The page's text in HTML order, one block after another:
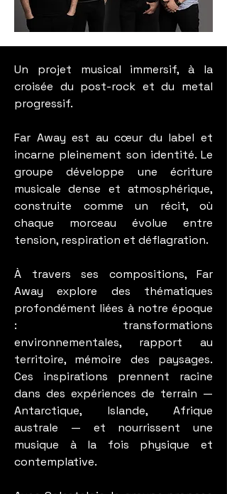
Un projet musical immersif, à la
croisée du post-rock et du metal
progressif.
Far Away est au cœur du label et
incarne pleinement son identité. Le
groupe développe une écriture
musicale dense et atmosphérique,
construite comme un récit, où
chaque morceau évolue entre
tension, respiration et déflagration.
À travers ses compositions, Far
Away explore des thématiques
profondément liées à notre époque
: transformations
environnementales, rapport au
territoire, mémoire des paysages.
Ces inspirations prennent racine
dans des expériences de terrain —
Antarctique, Islande, Afrique
australe — et nourrissent une
musique à la fois physique et
contemplative.